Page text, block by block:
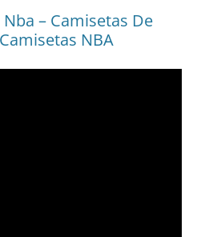
– Camisetas De
NBA